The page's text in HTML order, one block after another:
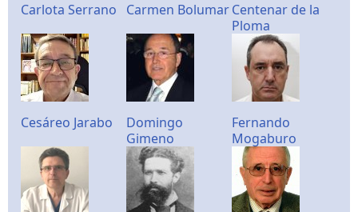
Carlota Serrano Carmen BolumarCentenar de la
Ploma
Cesáreo Jarabo
Domingo
Gimeno
Fernando
Mogaburo